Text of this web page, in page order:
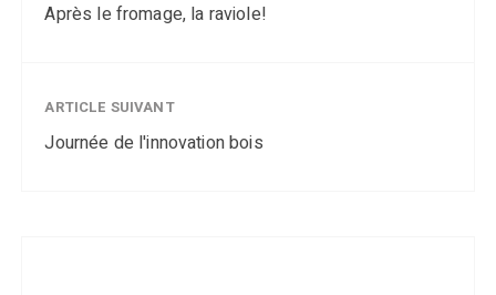
Après le fromage, la raviole!
ARTICLE SUIVANT
Journée de l'innovation bois